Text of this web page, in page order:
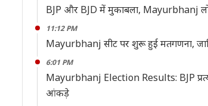
BJP और BJD में मुकाबला, Mayurbhanj
11:12 PM
Mayurbhanj सीट पर शुरू हुई मतगणना,
6:01 PM
Mayurbhanj Election Results: BJP
आंकड़े